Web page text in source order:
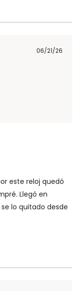
06/21/26
este reloj quedó
Llegó en
lo quitado desde